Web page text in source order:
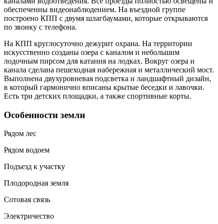
обеспеченны видеонаблюдением. На въездной группе
построено КПП с двумя шлагбаумами, которые открываются
по звонку с телефона.
На КПП круглосуточно дежурит охрана. На территории
искусственно созданы озера с каналом и небольшим
лодочным пирсом для катания на лодках. Вокруг озера и
канала сделана пешеходная набережная и металлический мост.
Выполнена двухуровневая подсветка и ландшафтный дизайн,
в который гармонично вписаны крытые беседки и лавочки.
Есть три детских площадки, а также спортивные корты.
Особенности земли
Рядом лес
Рядом водоем
Подъезд к участку
Плодородная земля
Сотовая связь
Электричество